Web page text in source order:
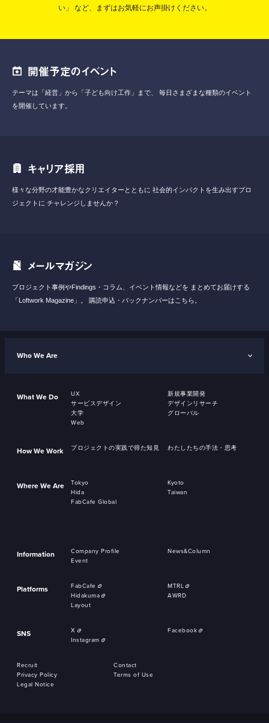
い」
など、まずはお気軽にお声掛けください。
開催予定のイベント
テーマは「経営」から「子ども向け工作」まで、
毎日さまざまな種類のイベント
を開催しています。
キャリア採用
様々な分野の才能豊かなクリエイターとともに 社会的インパクトを生み出すプロ
ジェクトに チャレンジしませんか？
メールマガジン
プロジェクト事例やFindings・コラム、イベント情報などを まとめてお届けする
「Loftwork Magazine」。
購読申込・バックナンバーはこちら。
Who We Are
What We Do UX
新規事業開発
サービスデザイン
デザインリサーチ
大学
グローバル
Web
How We Work プロジェクトの実践で得た知見 わたしたちの手法・思考
Where We Are Tokyo
Kyoto
Hida
Taiwan
FabCafe Global
Information Company Profile
News&Column
Event
Platforms FabCafe
MTRL
Hidakuma
AWRD
Layout
SNS X
Facebook
Instagram
Recruit
Contact
Privacy Policy
Terms of Use
Legal Notice